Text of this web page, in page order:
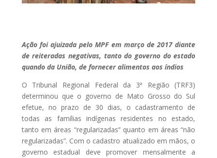
Ação foi ajuizada pelo MPF em março de 2017 diante
de reiteradas negativas, tanto do governo do estado
quando da União, de fornecer alimentos aos índios
O Tribunal Regional Federal da 3ª Região (TRF3)
determinou que o governo de Mato Grosso do Sul
efetue, no prazo de 30 dias, o cadastramento de
todas as famílias indígenas residentes no estado,
tanto em áreas “regularizadas” quanto em áreas “não
regularizadas”. Com o cadastro atualizado em mãos, o
governo estadual deve promover mensalmente a